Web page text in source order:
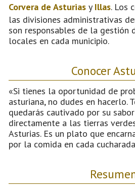
Corvera de Asturias y Illas. Los
las divisiones administrativas
son responsables de la gestión
locales en cada municipio.
Conocer
«Si tienes la oportunidad de
asturiana, no dudes en hacerlo.
quedarás cautivado por su
directamente a las tierras
Asturias. Es un plato que
por la comida en cada